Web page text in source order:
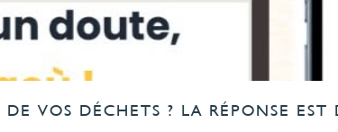
VOS DÉCHETS ? LA RÉPONSE EST